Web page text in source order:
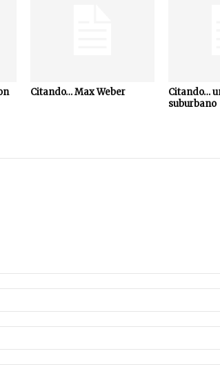
Citando… Max Weber
Citando…
suburbano